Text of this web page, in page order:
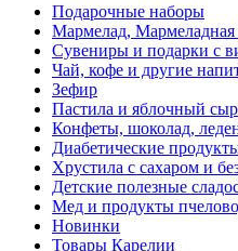
Подарочные наборы
Мармелад, Мармеладная
Сувениры и подарки с
Чай, кофе и другие
Зефир
Пастила и яблочный сыр
Конфеты, шоколад,
Диабетические
Хрустила с сахаром и
Детские полезные
Мед и продукты
Новинки
Товары Карелии